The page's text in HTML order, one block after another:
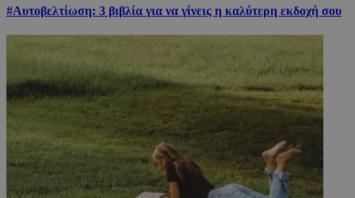
#Αυτοβελτίωση: 3 βιβλία για να γίνεις η καλύτερη εκδοχή σου